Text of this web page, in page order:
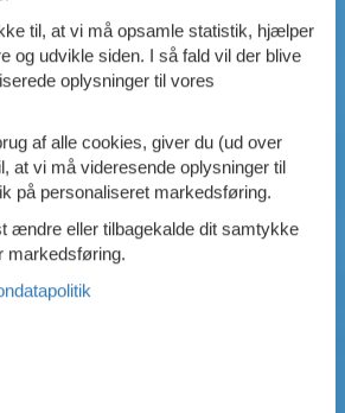
til, at vi må opsamle statistik, hjælper
og udvikle siden. I så fald vil der blive
oplysninger til vores
af alle cookies, giver du (ud over
at vi må videresende oplysninger til
på personaliseret markedsføring.
ændre eller tilbagekalde dit samtykke
markedsføring.